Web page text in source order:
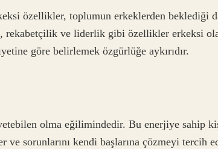
özellikler, toplumun erkeklerden beklediği
rekabetçilik ve liderlik gibi özellikler erkeksi
göre belirlemek özgürlüğe aykırıdır.
olma eğilimindedir. Bu enerjiye sahip
ve sorunlarını kendi başlarına çözmeyi tercih